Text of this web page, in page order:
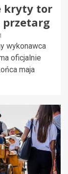
kryty tor
przetarg
wykonawca
oficjalnie
maja